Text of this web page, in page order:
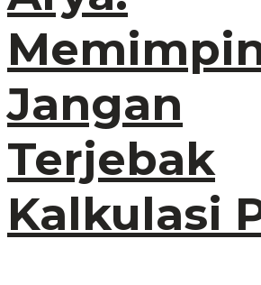
Jangan
Terjebak
Kalkulasi